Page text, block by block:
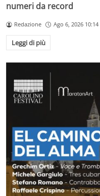
numeri da record
Redazione Ago 6, 2026 10:14
Leggi di più